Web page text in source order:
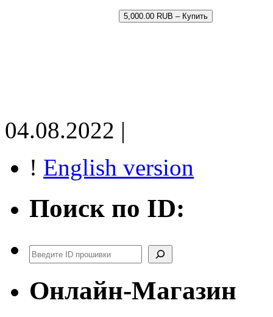
5,000.00 RUB – Купить
04.08.2022 |
! English version
Поиск по ID:
Поиск
Онлайн-Магазин